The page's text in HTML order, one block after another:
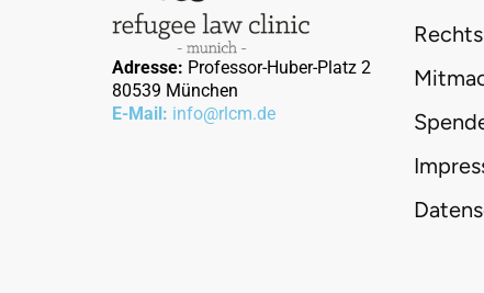
Adresse: Professor-Huber-Platz 2
80539 München
E-Mail: info@rlcm.de